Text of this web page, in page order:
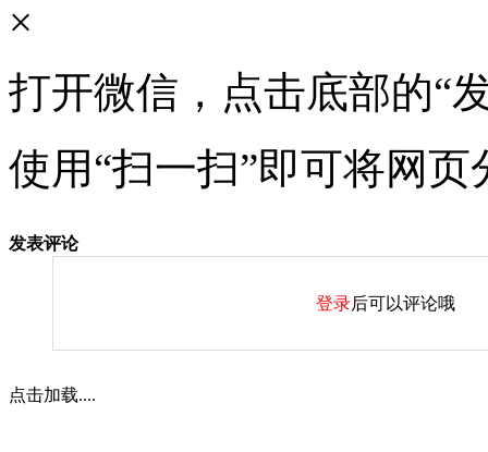
×
打开微信，点击底部的“
使用“扫一扫”即可将网
发表评论
登录后可以评论哦
点击加载....